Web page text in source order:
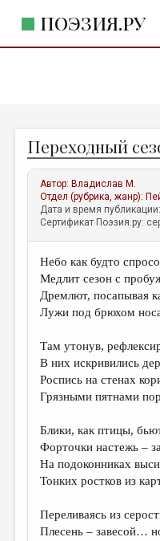
ПОЭЗИЯ.РУ
ЖАНРЫ
АВТОРЫ
КОММЕНТАРИИ
ЛИТСАЛОН
НОВОСТИ
ПРАВИЛА САЙТА
ИЗБРАННОЕ
ДАЙДЖЕСТ
ПЕРЕВОДЫ
КОНКУРСЫ
КНИЖНАЯ ПОЛКА
Переходный
Автор: Владислав М.
Отдел (рубрика, жанр):
Дата и время
Сертификат Поэзия.ру:
Небо как будто
Медлит сезон с
Дремлют, посапывая
Лужи под брюхом
Там утонув,
В них искривились
Роспись на стенах
Грязными пятнами
Блики, как птицы,
Форточки настежь –
На подоконниках
Тонких ростков из
Переливаясь из
Плесень – завесой…